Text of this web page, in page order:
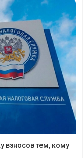
взносов тем, кому